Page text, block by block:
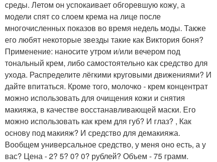
среды. Летом он успокаивает обгоревшую кожу, а
модели спят со слоем крема на лице после
многочисленных показов во время недель моды. Также
его любят некоторые звезды такие как Виктория боня?
Применение: наносите утром и/или вечером под
тональный крем, либо самостоятельно как средство для
ухода. Распределите лёгкими круговыми движениями? И
дайте впитаться. Кроме того, молочко - крем концентрат
можно использовать для очищения кожи и снятия
макияжа, в качестве восстанавливающей маски. Его
можно использовать как крем для губ? И глаз? , Как
основу под макияж? И средство для демакияжа.
Вообщем универсальное средство, у меня оно есть, а у
вас? Цена - 2? 5? 0? 0? рублей? Объем - 75 грамм.